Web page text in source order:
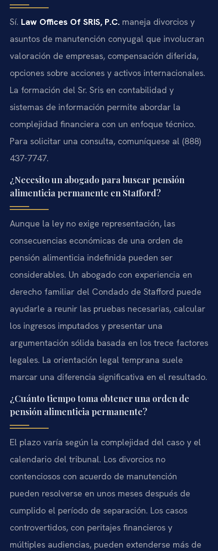
Sí. Law Offices Of SRIS, P.C. maneja divorcios y
asuntos de manutención conyugal que involucran
valoración de empresas, compensación diferida,
opciones sobre acciones y activos internacionales.
La formación del Sr. Sris en contabilidad y
sistemas de información permite abordar la
complejidad financiera con un enfoque técnico.
Para solicitar una consulta, comuníquese al (888)
437-7747.
¿Necesito un abogado para buscar pensión
alimenticia permanente en Stafford?
Aunque la ley no exige representación, las
consecuencias económicas de una orden de
pensión alimenticia indefinida pueden ser
considerables. Un abogado con experiencia en
derecho familiar del Condado de Stafford puede
ayudarle a reunir las pruebas necesarias, calcular
los ingresos imputados y presentar una
argumentación sólida basada en los trece factores
legales. La orientación legal temprana suele
marcar una diferencia significativa en el resultado.
¿Cuánto tiempo toma obtener una orden de
pensión alimenticia permanente?
El plazo varía según la complejidad del caso y el
calendario del tribunal. Los divorcios no
contenciosos con acuerdo de manutención
pueden resolverse en unos meses después de
cumplido el período de separación. Los casos
controvertidos, con peritajes financieros y
múltiples audiencias, pueden extenderse más de